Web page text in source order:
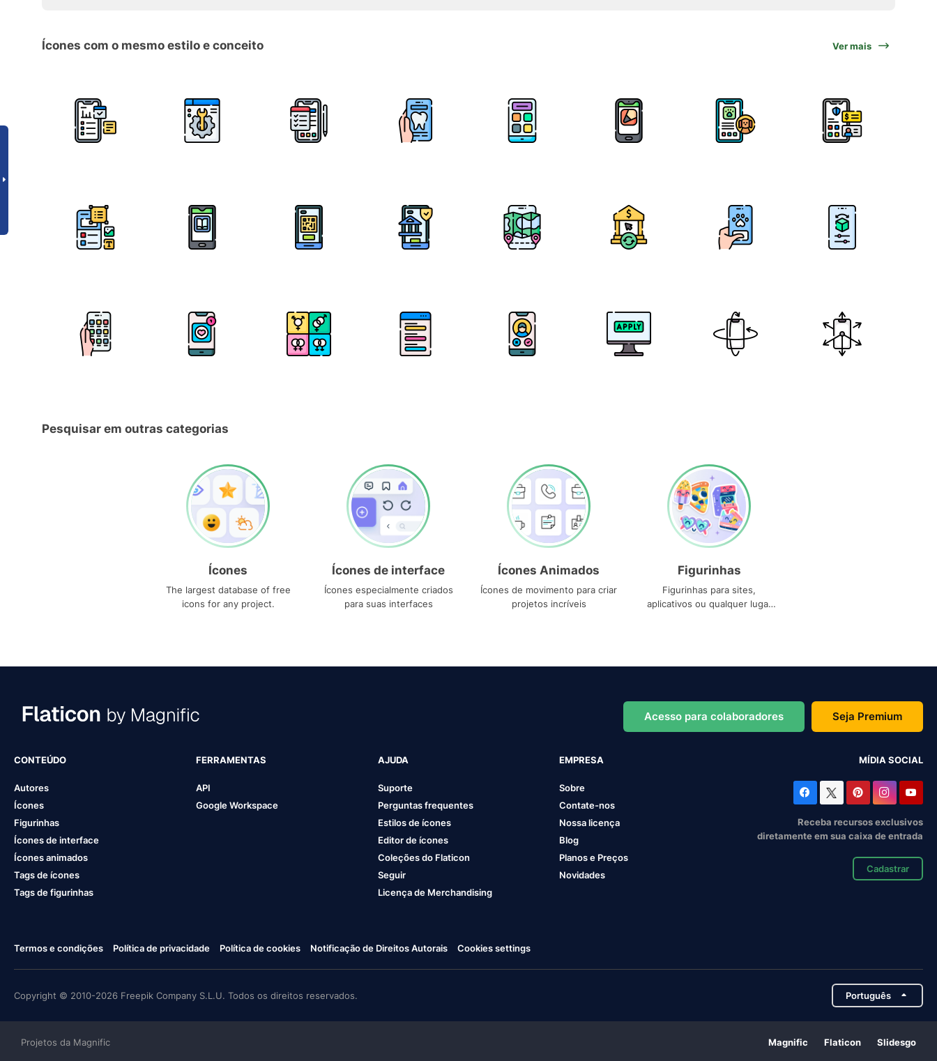
Ícones com o mesmo estilo e conceito Ver mais
Pesquisar em outras categorias
Ícones
The largest database of free
icons for any project.
Ícones de interface
Ícones especialmente criados
para suas interfaces
Ícones Animados
Ícones de movimento para criar
projetos incríveis
Figurinhas
Figurinhas para sites,
aplicativos ou qualquer lugar
Acesso para colaboradores Seja Premium
CONTEÚDO
Autores
Ícones
Figurinhas
Ícones de interface
Ícones animados
Tags de ícones
Tags de figurinhas
FERRAMENTAS
API
Google Workspace
AJUDA
Suporte
Perguntas frequentes
Estilos de ícones
Editor de ícones
Coleções do Flaticon
Seguir
Licença de Merchandising
EMPRESA
Sobre
Contate-nos
Nossa licença
Blog
Planos e Preços
Novidades
MÍDIA SOCIAL
Receba recursos exclusivos
diretamente em sua caixa de entrada
Cadastrar
Termos e condições Política de privacidade Política de cookies Notificação de Direitos Autorais Cookies settings
Copyright © 2010-2026 Freepik Company S.L.U. Todos os direitos reservados. Português
Projetos da Magnific Magnific Flaticon Slidesgo